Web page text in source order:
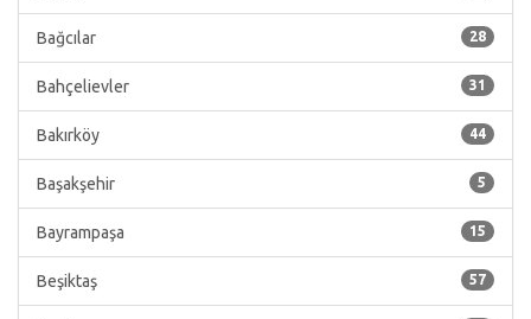
28
Bağcılar
31
Bahçelievler
44
Bakırköy
5
Başakşehir
15
Bayrampaşa
57
Beşiktaş